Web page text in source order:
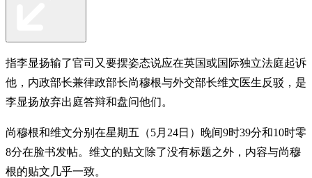
指李显扬输了官司又要摆姿态说应在英国或国际独立法庭起诉
他，内政部长兼律政部长尚穆根与外交部长维文医生反驳，是
李显扬放弃出庭答辩和盘问他们。
尚穆根和维文分别在星期五（5月24日）晚间9时39分和10时零
8分在脸书发帖。维文的贴文除了没有标题之外，内容与尚穆
根的贴文几乎一致。